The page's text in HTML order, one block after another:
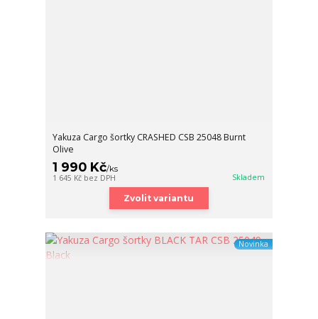
Yakuza Cargo šortky CRASHED CSB 25048 Burnt
Olive
1 990 Kč/ks
1 645 Kč bez DPH Skladem
Zvolit variantu
Novinka